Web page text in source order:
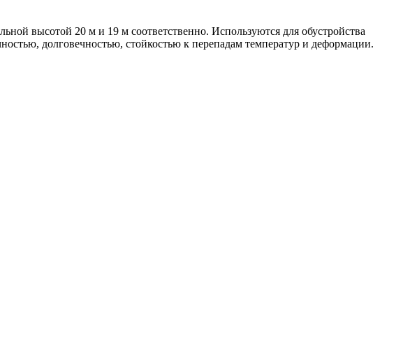
высотой 20 м и 19 м соответственно. Используются для обустройства
долговечностью, стойкостью к перепадам температур и деформации.